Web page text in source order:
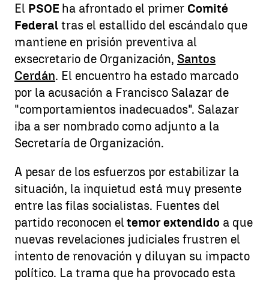
El PSOE ha afrontado el primer Comité
Federal tras el estallido del escándalo que
mantiene en prisión preventiva al
exsecretario de Organización, Santos
Cerdán. El encuentro ha estado marcado
por la acusación a Francisco Salazar de
"comportamientos inadecuados". Salazar
iba a ser nombrado como adjunto a la
Secretaría de Organización.
A pesar de los esfuerzos por estabilizar la
situación, la inquietud está muy presente
entre las filas socialistas. Fuentes del
partido reconocen el temor extendido a que
nuevas revelaciones judiciales frustren el
intento de renovación y diluyan su impacto
político. La trama que ha provocado esta